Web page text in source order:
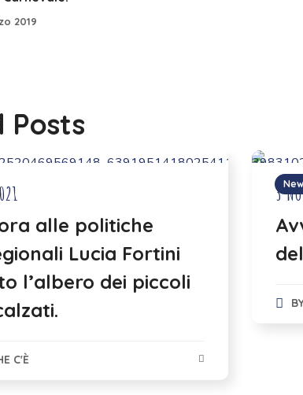
2019
Posts
alle politiche
Lucia Fortini
l’albero dei piccoli
C'È
3